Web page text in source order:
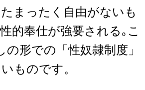
まったく自由がないも
的奉仕が強要される｡こ
形での「性奴隷制度」
ものです。